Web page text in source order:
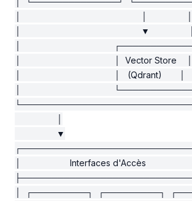
│                                                 ▼                │
│
│                                      │  Vector Store    │
│                                      │   (Qdrant)       │
│
                 ▼
│                    Interfaces d'Accès
│  ┌─────────┐  ┌─────────┐